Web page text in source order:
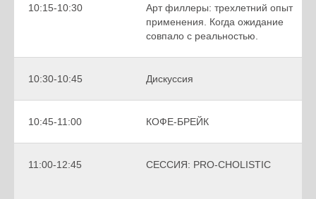
10:15-10:30
Арт филлеры: трехлетний опыт
применения. Когда ожидание
совпало с реальностью.
10:30-10:45 Дискуссия
10:45-11:00 КОФЕ-БРЕЙК
11:00-12:45 СЕССИЯ: PRO-CHOLISTIC